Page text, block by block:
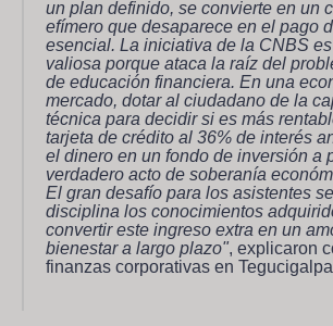
un plan definido, se convierte en un
efímero que desaparece en el pago
esencial. La iniciativa de la CNBS
valiosa porque ataca la raíz del
de educación financiera. En una
mercado, dotar al ciudadano de la
técnica para decidir si es más
tarjeta de crédito al 36% de interés
el dinero en un fondo de inversión a
verdadero acto de soberanía
El gran desafío para los asistentes
disciplina los conocimientos
convertir este ingreso extra en un
bienestar a largo plazo", explicaron
finanzas corporativas en